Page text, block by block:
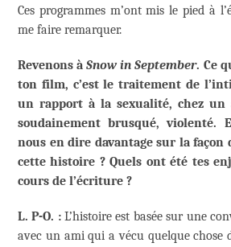
Ces programmes m’ont mis le pied à
me faire remarquer.
Revenons àSnow in September. Ce
ton film, c’est le traitement de
un rapport à la sexualité, chez un
soudainement brusqué, violenté.
nous en dire davantage sur la
cette histoire ? Quels ont été tes
cours de l’écriture ?
L. P-O. :L’histoire est basée sur une
avec un ami qui a vécu quelque chose